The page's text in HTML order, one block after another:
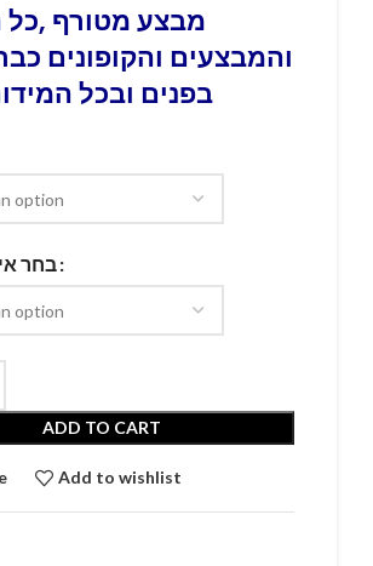
מבצע מטורף ,כל
והמבצעים והקופונים
בפנים ובכל
בחר
ADD TO CART
Add to wishlist